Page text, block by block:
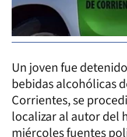
Un joven fue
bebidas alcohólicas
Corrientes, se
localizar al autor del
miércoles fuentes